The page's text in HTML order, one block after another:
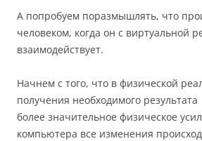
А попробуем поразмышлять, что
человеком, когда он с виртуальной
взаимодействует.
Начнем с того, что в физической
получения необходимого
более значительное физическое
компьютера все изменения